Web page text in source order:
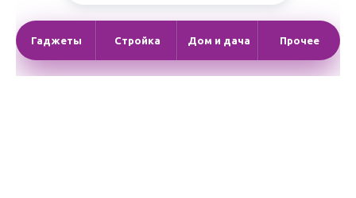
Гаджеты Стройка Дом и дача Прочее